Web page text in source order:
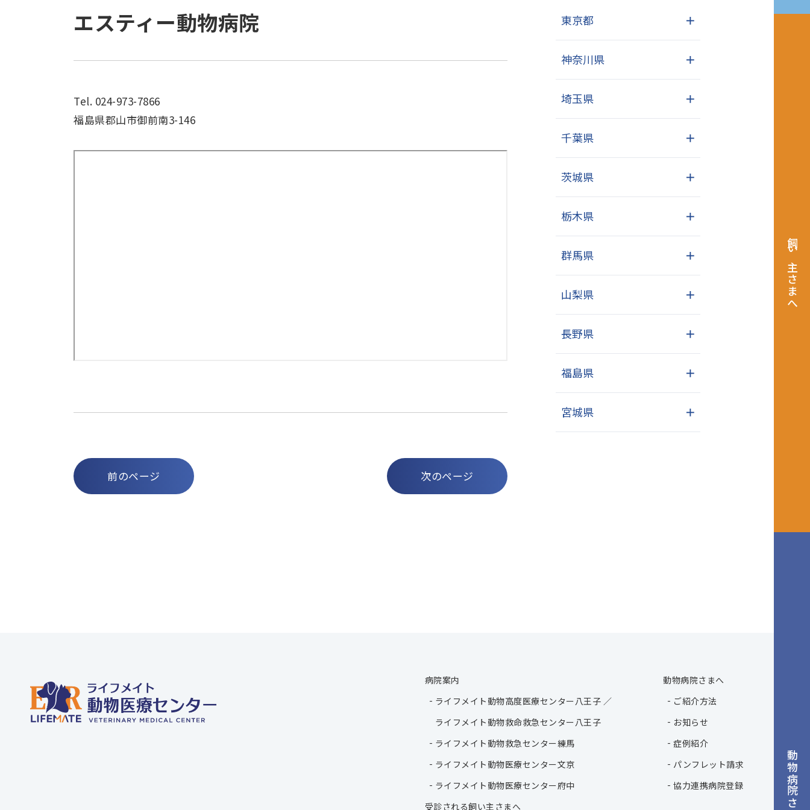
飼い主さまへ
動物病院さまへ
エスティー動物病院
Tel. 024-973-7866
福島県郡山市御前南3-146
前のページ 次のページ
東京都 ＋
神奈川県 ＋
埼玉県 ＋
千葉県 ＋
茨城県 ＋
栃木県 ＋
群馬県 ＋
山梨県 ＋
長野県 ＋
福島県 ＋
宮城県 ＋
病院案内
ライフメイト動物高度医療センター八王子 ／
ライフメイト動物救命救急センター八王子
ライフメイト動物救急センター練馬
ライフメイト動物医療センター文京
ライフメイト動物医療センター府中
受診される飼い主さまへ
動物病院さまへ
ご紹介方法
お知らせ
症例紹介
パンフレット請求
協力連携病院登録